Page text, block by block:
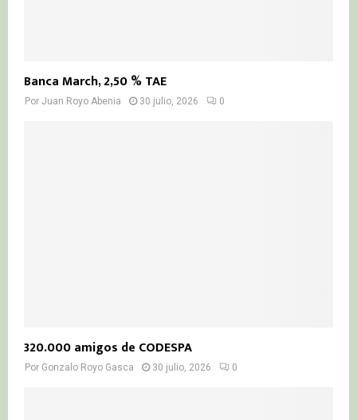
Banca March, 2,50 % TAE
Por Juan Royo Abenia 30 julio, 2026 0
320.000 amigos de CODESPA
Por Gonzalo Royo Gasca 30 julio, 2026 0